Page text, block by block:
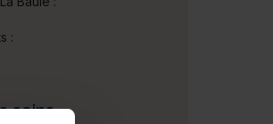
:
soins